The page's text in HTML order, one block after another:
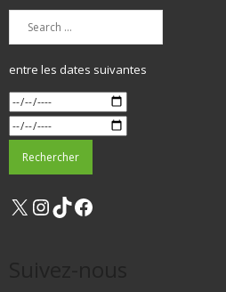
entre les dates suivantes
X Instagram
TikTok